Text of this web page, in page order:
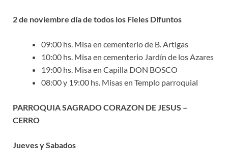
2 de noviembre día de todos los Fieles Difuntos
09:00 hs. Misa en cementerio de B. Artigas
10:00 hs. Misa en cementerio Jardín de los Azares
19:00 hs. Misa en Capilla DON BOSCO
08:00 y 19:00 hs. Misas en Templo parroquial
PARROQUIA SAGRADO CORAZON DE JESUS –
CERRO
Jueves y Sabados